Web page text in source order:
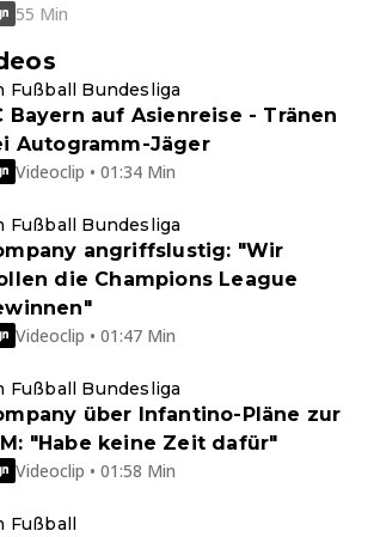
55 Min
Fußball Bundesliga
Bayern auf Asienreise - Tränen
Autogramm-Jäger
Videoclip • 01:34 Min
Fußball Bundesliga
angriffslustig: "Wir
die Champions League
Videoclip • 01:47 Min
Fußball Bundesliga
über Infantino-Pläne zur
"Habe keine Zeit dafür"
Videoclip • 01:58 Min
Fußball